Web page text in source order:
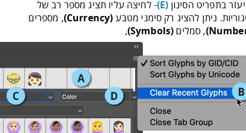
בתפריט הסינון (E)
- לחיצה עליו תציג מספר רב של
ניתן להציג רק סימני מטבע (Currency)
, מספרים
, סמלים (Symbols)
,